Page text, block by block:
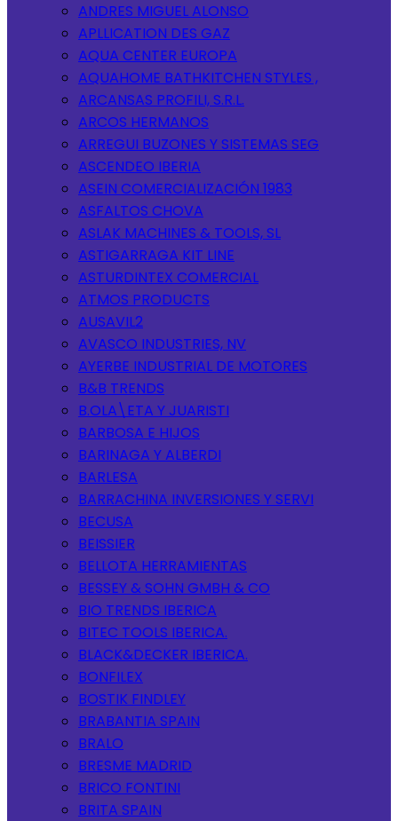
ANDRES MIGUEL ALONSO
APLLICATION DES GAZ
AQUA CENTER EUROPA
AQUAHOME BATHKITCHEN STYLES ,
ARCANSAS PROFILI, S.R.L.
ARCOS HERMANOS
ARREGUI BUZONES Y SISTEMAS SEG
ASCENDEO IBERIA
ASEIN COMERCIALIZACIÓN 1983
ASFALTOS CHOVA
ASLAK MACHINES & TOOLS, SL
ASTIGARRAGA KIT LINE
ASTURDINTEX COMERCIAL
ATMOS PRODUCTS
AUSAVIL2
AVASCO INDUSTRIES, NV
AYERBE INDUSTRIAL DE MOTORES
B&B TRENDS
B.OLA\ETA Y JUARISTI
BARBOSA E HIJOS
BARINAGA Y ALBERDI
BARLESA
BARRACHINA INVERSIONES Y SERVI
BECUSA
BEISSIER
BELLOTA HERRAMIENTAS
BESSEY & SOHN GMBH & CO
BIO TRENDS IBERICA
BITEC TOOLS IBERICA.
BLACK&DECKER IBERICA.
BONFILEX
BOSTIK FINDLEY
BRABANTIA SPAIN
BRALO
BRESME MADRID
BRICO FONTINI
BRITA SPAIN